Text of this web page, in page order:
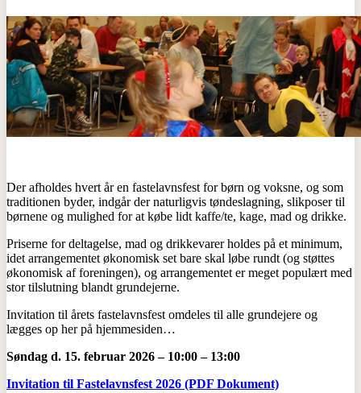
Der afholdes hvert år en fastelavnsfest for børn og voksne, og som
traditionen byder, indgår der naturligvis tøndeslagning, slikposer til
børnene og mulighed for at købe lidt kaffe/te, kage, mad og drikke.
Priserne for deltagelse, mad og drikkevarer holdes på et minimum,
idet arrangementet økonomisk set bare skal løbe rundt (og støttes
økonomisk af foreningen), og arrangementet er meget populært med
stor tilslutning blandt grundejerne.
Invitation til årets fastelavnsfest omdeles til alle grundejere og
lægges op her på hjemmesiden…
Søndag d. 15. februar 2026 – 10:00 – 13:00
Invitation til Fastelavnsfest 2026 (PDF Dokument)